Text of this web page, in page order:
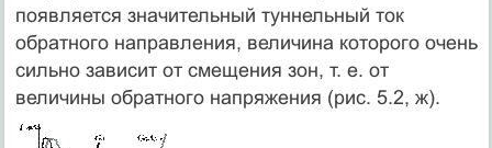
появляется значительный туннельный ток
обратного направления, величина которого очень
сильно зависит от смещения зон, т. е. от
величины обратного напряжения (рис. 5.2, ж).